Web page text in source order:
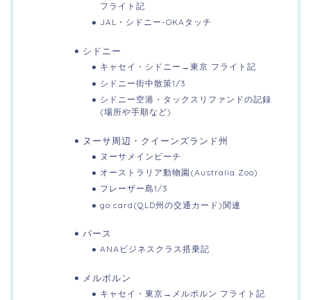
フライト記
JAL・シドニー-OKAタッチ
シドニー
キャセイ・シドニー→東京 フライト記
シドニー街中散策1/3
シドニー空港・タックスリファンドの記録
(場所や手順など)
ヌーサ周辺・クイーンズランド州
ヌーサメインビーチ
オーストラリア動物園(Australia Zoo)
フレーザー島1/3
go card(QLD州の交通カード)関連
パース
ANAビジネスクラス搭乗記
メルボルン
キャセイ・東京→メルボルン フライト記